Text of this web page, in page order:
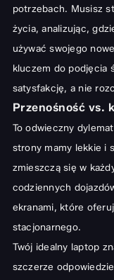
Popularne rozmiary
Kompaktowe
Uniwersalne laptopy
Praktyczne aspekty
akcesoria
Jak prawidłowo
Waga i bateria:
Akcesoria: Plecaki,
potrzebach. Musisz
życia, analizując,
używać swojego
kluczem do podjęcia
satysfakcję, a nie
Przenośność vs.
To odwieczny
strony mamy lekkie i
zmieszczą się w
codziennych
ekranami, które
stacjonarnego.
Twój idealny laptop
szczerze